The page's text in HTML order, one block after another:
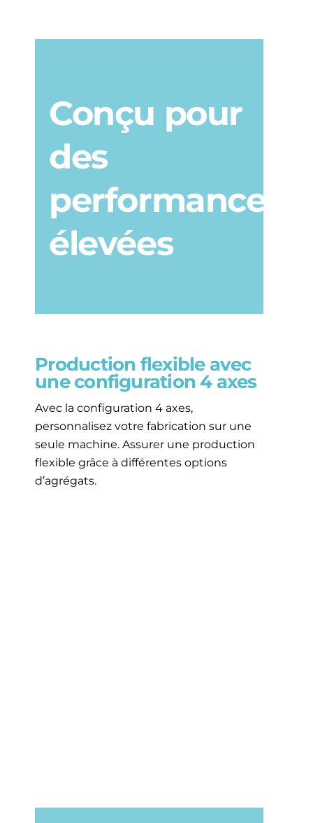
Conçu pour
des
performances
élevées
Production flexible avec
une configuration 4 axes
Avec la configuration 4 axes,
personnalisez votre fabrication sur une
seule machine. Assurer une production
flexible grâce à différentes options
d’agrégats.